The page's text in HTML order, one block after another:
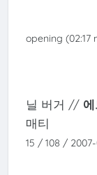
opening (02:17
닐 버거 //
매티
15 / 108 /